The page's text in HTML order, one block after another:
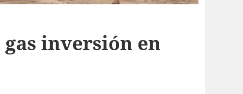
inversión en